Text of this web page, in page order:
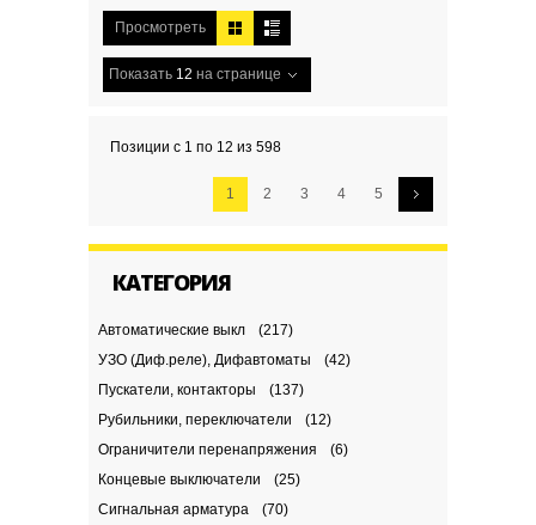
Просмотреть
Показать 12 на странице
Позиции с 1 по 12 из 598
1 2 3 4 5
КАТЕГОРИЯ
Автоматические выкл
(217)
УЗО (Диф.реле), Дифавтоматы
(42)
Пускатели, контакторы
(137)
Рубильники, переключатели
(12)
Ограничители перенапряжения
(6)
Концевые выключатели
(25)
Сигнальная арматура
(70)